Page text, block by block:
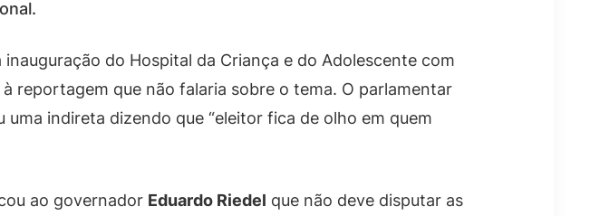
do Hospital da Criança e do Adolescente com
reportagem que não falaria sobre o tema. O parlamentar
indireta dizendo que “eleitor fica de olho em quem
ao governador Eduardo Riedel que não deve disputar as